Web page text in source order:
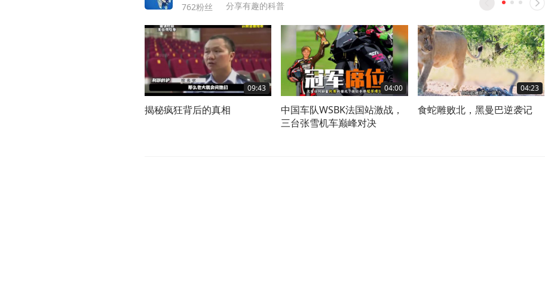
762粉丝 分享有趣的科普
09:43
揭秘疯狂背后的真相
04:00
中国车队WSBK法国站激战，
三台张雪机车巅峰对决
04:23
食蛇雕败北，黑曼巴逆袭记